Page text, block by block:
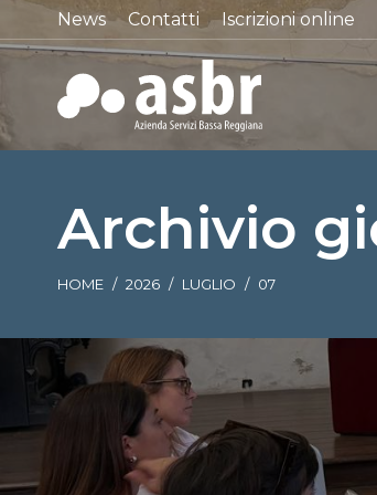
News Contatti Iscrizioni online
Archivio
Tu sei qui:
HOME 2026 LUGLIO 07